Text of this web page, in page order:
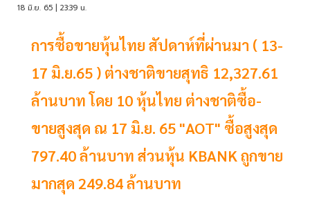
18 มิ.ย. 65 | 23:39 น.
การซื้อขายหุ้นไทย สัปดาห์ที่ผ่านมา ( 13-
17 มิ.ย.65 ) ต่างชาติขายสุทธิ 12,327.61
ล้านบาท โดย 10 หุ้นไทย ต่างชาติซื้อ-
ขายสูงสุด ณ 17 มิ.ย. 65 "AOT" ซื้อสูงสุด
797.40 ล้านบาท ส่วนหุ้น KBANK ถูกขาย
มากสุด 249.84 ล้านบาท